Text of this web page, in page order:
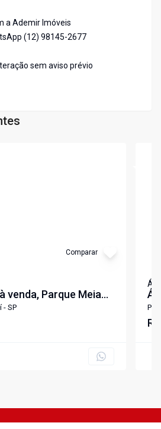
a Ademir Imóveis
(12) 98145-2677
sem aviso prévio
Comparar
venda, Parque Meia
- SP